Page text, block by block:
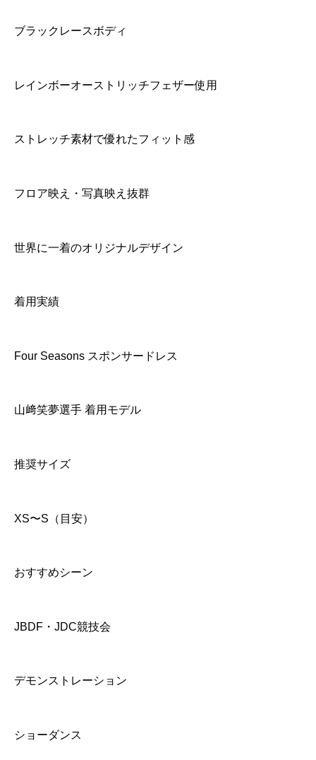
ブラックレースボディ
レインボーオーストリッチフェザー使用
ストレッチ素材で優れたフィット感
フロア映え・写真映え抜群
世界に一着のオリジナルデザイン
着用実績
Four Seasons スポンサードレス
山﨑笑夢選手 着用モデル
推奨サイズ
XS〜S（目安）
おすすめシーン
JBDF・JDC競技会
デモンストレーション
ショーダンス